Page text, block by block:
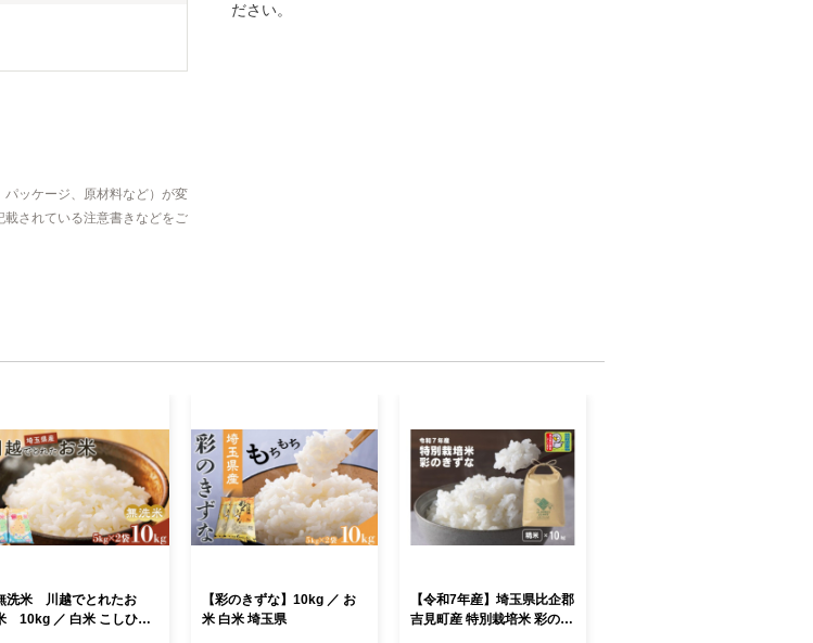
ッケージ、原材料など）が変
されている注意書きなどをご
ださい。
洗米 川越でとれたお
10kg ／ 白米 こしひか
【彩のきずな】10kg ／ お
米 白米 埼玉県
【令和7年産】埼玉県比企郡
吉見町産 特別栽培米 彩のき